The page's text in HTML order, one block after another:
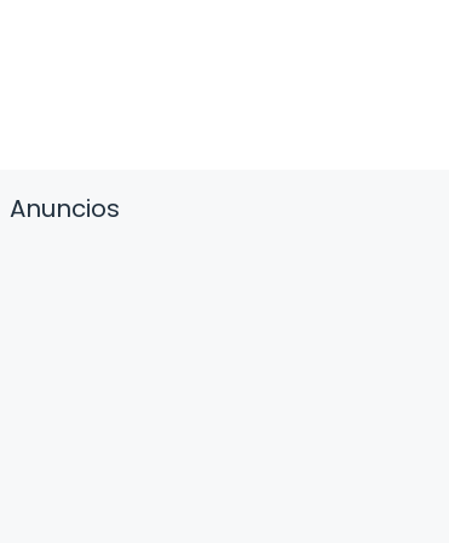
Anuncios